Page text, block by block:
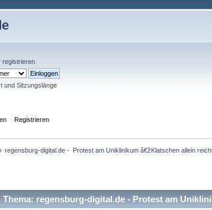
registrieren
und Sitzungslänge
Registrieren
regensburg-digital.de -  Protest am Uniklinikum â€žKlatschen allein
Thema: regensburg-digital.de - Protest am